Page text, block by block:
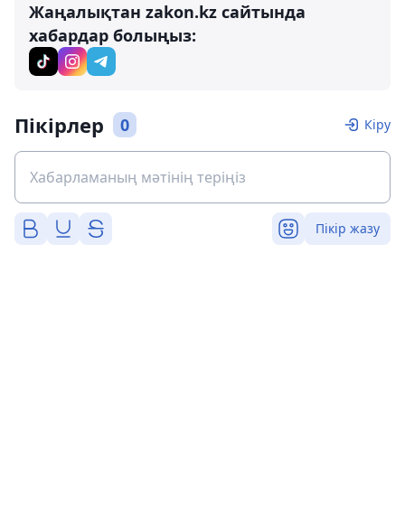
Жаңалықтан zakon.kz сайтында
хабардар болыңыз:
Пікірлер 0 Кіру
Пікір жазу